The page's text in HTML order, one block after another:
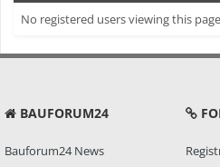
No registered users viewing this
BAUFORUM24
Bauforum24 News